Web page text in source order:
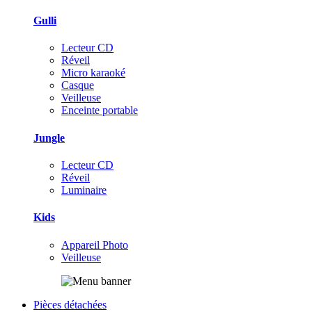
Gulli
Lecteur CD
Réveil
Micro karaoké
Casque
Veilleuse
Enceinte portable
Jungle
Lecteur CD
Réveil
Luminaire
Kids
Appareil Photo
Veilleuse
Pièces détachées